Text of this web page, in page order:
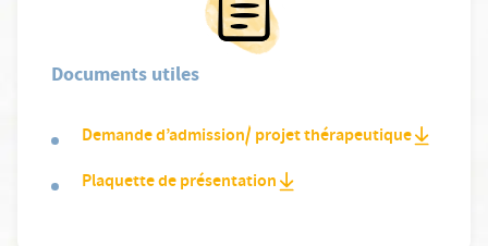
Documents utiles
Demande d’admission/ projet thérapeutique
Plaquette de présentation